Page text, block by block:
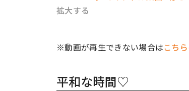
拡大する
※動画が再生できない場合はこち
平和な時間♡